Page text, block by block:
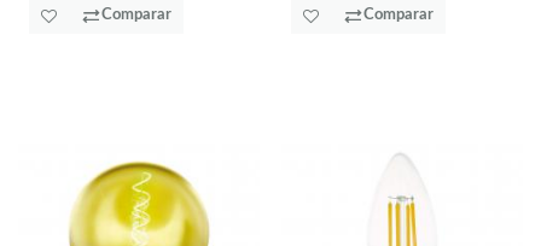
Comparar Comparar